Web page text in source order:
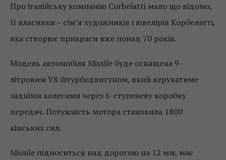
Про італійську компанію Corbelatti мало що відомо,
її власники – сім’я художників і ювелірів Корбелатті,
яка створює прикраси вже понад 70 років.
Модель автомобіля Missile буде оснащена 9-
літровим V8 бітурбодвигуном, який керуватиме
задніми колесами через 6-ступеневу коробку
передач. Потужність мотора становила 1800
кінських сил.
Missile підноситься над дорогою на 12 мм, має